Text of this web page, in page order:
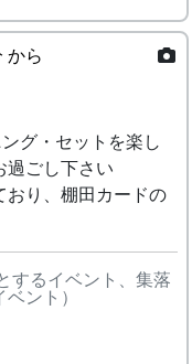
れて、兵庫県
に田んぼでライ
出の楽曲で
穫れたての
ポン四郎バン
い
・
ー
ー
の
1999 2001
から
グ・セットを楽し
過ごし下さい
おり、棚田カードの
するイベント、集落
ント）